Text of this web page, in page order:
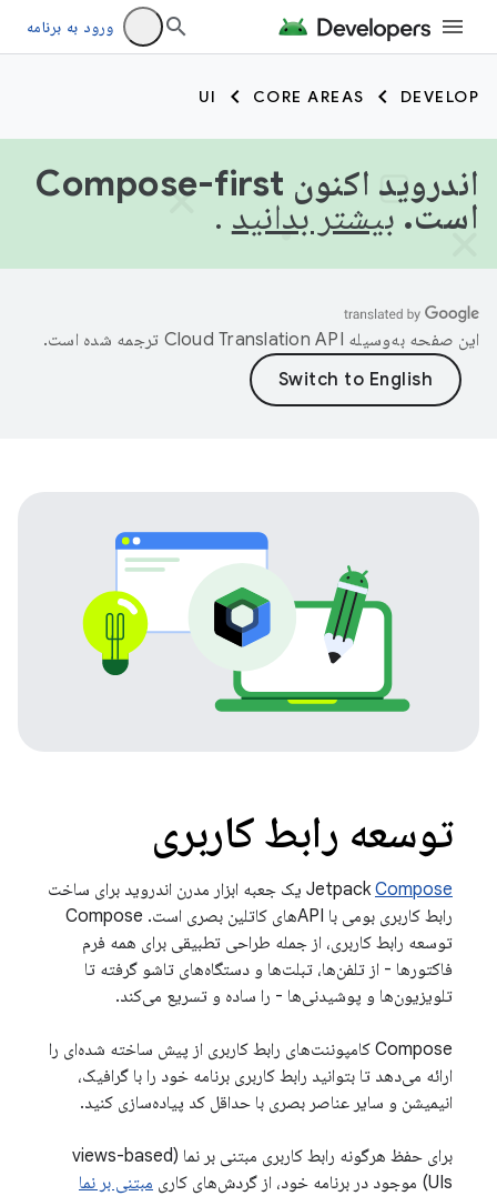
ورود به برنامه
DEVELOP
CORE AREAS
UI
اندروید اکنون Compose-first
است. بیشتر بدانید .
این صفحه به‌وسیله ترجمه شده است.
توسعه رابط کاربری
Jetpack Compose
یک جعبه ابزار مدرن اندروید برای ساخت
رابط کاربری بومی با APIهای کاتلین بصری است. Compose
توسعه رابط کاربری، از جمله طراحی تطبیقی ​​برای همه فرم
فاکتورها - از تلفن‌ها، تبلت‌ها و دستگاه‌های تاشو گرفته تا
تلویزیون‌ها و پوشیدنی‌ها - را ساده و تسریع می‌کند.
Compose کامپوننت‌های رابط کاربری از پیش ساخته شده‌ای را
ارائه می‌دهد تا بتوانید رابط کاربری برنامه خود را با گرافیک،
انیمیشن و سایر عناصر بصری با حداقل کد پیاده‌سازی کنید.
برای حفظ هرگونه رابط کاربری مبتنی بر نما (views-based
UIs) موجود در برنامه خود، از گردش‌های کاری
مبتنی بر نما